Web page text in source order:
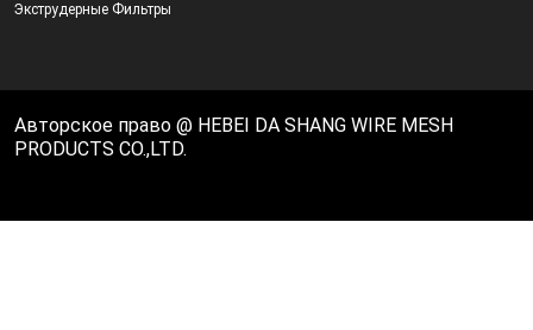
Экструдерные Фильтры
Авторское право @ HEBEI DA SHANG WIRE MESH
PRODUCTS CO.,LTD.